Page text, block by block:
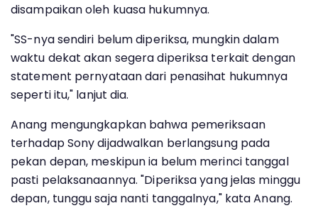
disampaikan oleh kuasa hukumnya.
"SS-nya sendiri belum diperiksa, mungkin dalam
waktu dekat akan segera diperiksa terkait dengan
statement pernyataan dari penasihat hukumnya
seperti itu," lanjut dia.
Anang mengungkapkan bahwa pemeriksaan
terhadap Sony dijadwalkan berlangsung pada
pekan depan, meskipun ia belum merinci tanggal
pasti pelaksanaannya. "Diperiksa yang jelas minggu
depan, tunggu saja nanti tanggalnya," kata Anang.